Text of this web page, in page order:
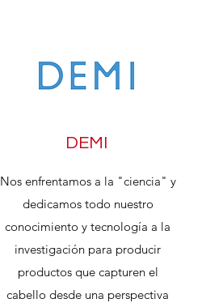
DEMI
Nos enfrentamos a la "ciencia" y
dedicamos todo nuestro
conocimiento y tecnología a la
investigación para producir
productos que capturen el
cabello desde una perspectiva